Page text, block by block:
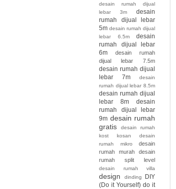
desain rumah dijual
lebar 3m
desain
rumah dijual lebar
5m desain rumah dijual
lebar 6.5m
desain
rumah dijual lebar
6m
desain rumah
dijual lebar 7.5m
desain rumah dijual
lebar 7m
desain
rumah dijual lebar 8.5m
desain rumah dijual
lebar 8m
desain
rumah dijual lebar
9m desain rumah
gratis
desain rumah
kost kosan
desain
rumah mikro
desain
rumah murah
desain
rumah split level
desain rumah villa
design dinding
DIY
(Do it Yourself) do it